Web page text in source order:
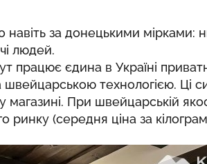
за донецькими мірками:
людей.
працює єдина в Україні
технологією. Ці
При швейцарській
ринку (середня ціна за